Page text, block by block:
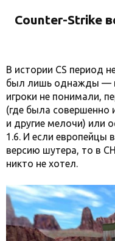
Counter-Strike
В истории CS период
был лишь однажды —
игроки не понимали,
(где была совершенно
и другие мелочи) или
1.6. И если европейцы
версию шутера, то в
никто не хотел.